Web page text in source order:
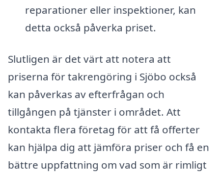
reparationer eller inspektioner, kan
detta också påverka priset.
Slutligen är det värt att notera att
priserna för takrengöring i Sjöbo också
kan påverkas av efterfrågan och
tillgången på tjänster i området. Att
kontakta flera företag för att få offerter
kan hjälpa dig att jämföra priser och få en
bättre uppfattning om vad som är rimligt